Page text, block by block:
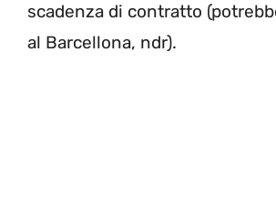
scadenza di contratto
al Barcellona, ndr).